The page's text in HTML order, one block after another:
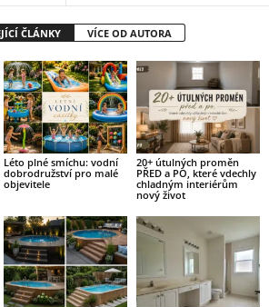
ČLÁNKY VÍCE OD AUTORA
Léto plné smíchu: vodní
dobrodružství pro malé
objevitele
20+ útulných proměn
PŘED a PO, které vdechly
chladným interiérům
nový život